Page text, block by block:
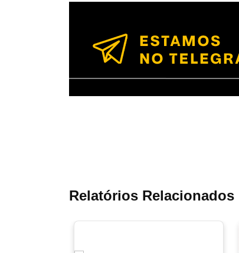
Relatórios Relacionados